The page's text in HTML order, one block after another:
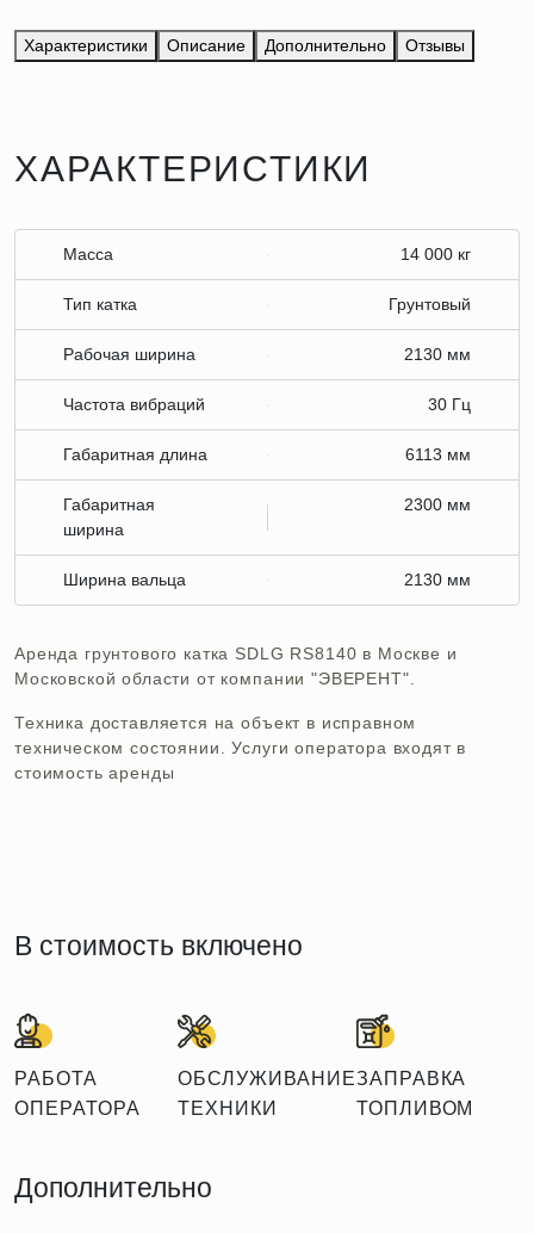
Характеристики Описание Дополнительно Отзывы
ХАРАКТЕРИСТИКИ
Масса 14 000 кг
Тип катка Грунтовый
Рабочая ширина 2130 мм
Частота вибраций 30 Гц
Габаритная длина 6113 мм
Габаритная
ширина
2300 мм
Ширина вальца 2130 мм
Аренда грунтового катка SDLG RS8140 в Москве и
Московской области от компании "ЭВЕРЕНТ".
Техника доставляется на объект в исправном
техническом состоянии. Услуги оператора входят в
стоимость аренды
В стоимость включено
РАБОТА
ОПЕРАТОРА
ОБСЛУЖИВАНИЕ
ТЕХНИКИ
ЗАПРАВКА
ТОПЛИВОМ
Дополнительно